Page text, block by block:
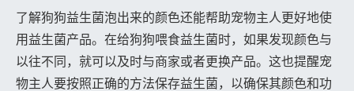
了解狗狗益生菌泡出来的颜色还能帮助宠物主人更好地使
用益生菌产品。在给狗狗喂食益生菌时，如果发现颜色与
以往不同，就可以及时与商家或者更换产品。这也提醒宠
物主人要按照正确的方法保存益生菌，以确保其颜色和功